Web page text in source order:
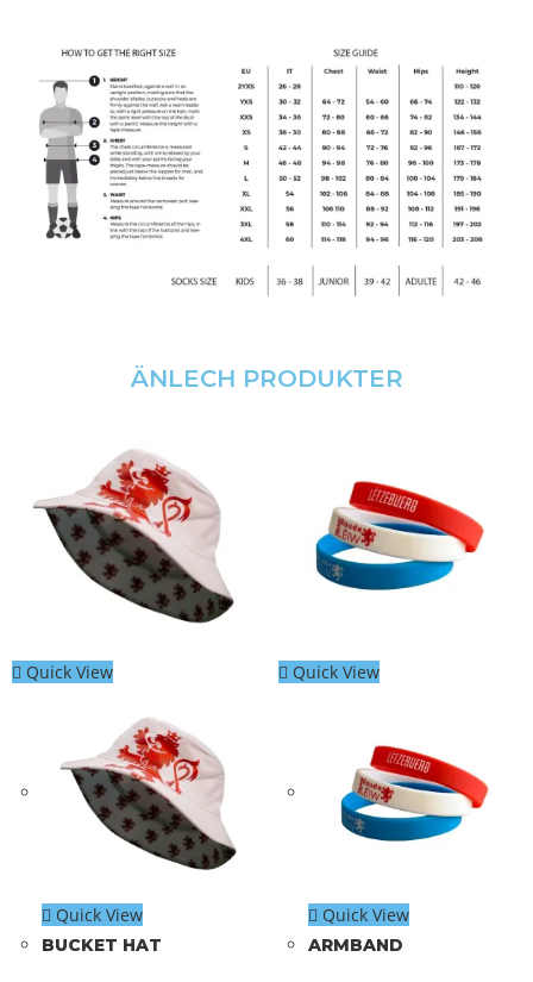
ÄNLECH PRODUKTER
Quick View
Quick View
BUCKET HAT
Quick View
Quick View
ARMBAND